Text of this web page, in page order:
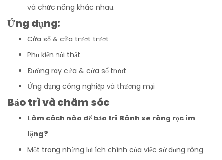
và chức năng khác nhau.
Ứng dụng:
Cửa sổ & cửa trượt trượt
Phụ kiện nội thất
Đường ray cửa & cửa sổ trượt
Ứng dụng công nghiệp và thương mại
Bảo trì và chăm sóc
Làm cách nào để bảo trì Bánh xe ròng rọc im
lặng?
Một trong những lợi ích chính của việc sử dụng ròng